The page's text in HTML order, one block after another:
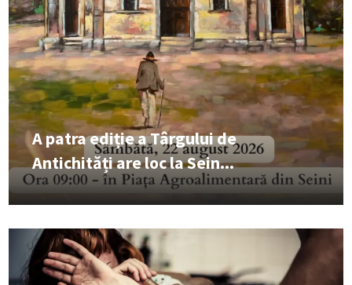
A patra ediție a Târgului de
Antichități are loc la Sein...